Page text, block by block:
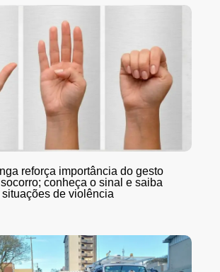
reforça importância do gesto
conheça o sinal e saiba
de violência